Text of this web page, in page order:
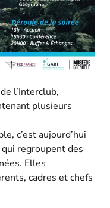
l’Interclub,
plusieurs
c’est aujourd’hui
regroupent des
Elles
cadres et chefs